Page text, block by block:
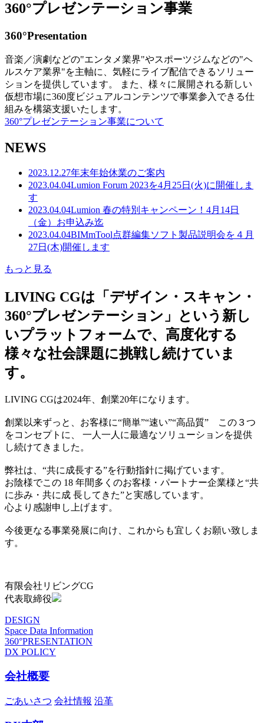
360°プレゼンテーション事業
360°Presentation
音楽／演劇などの"エンタメ業界"やスポーツジムなどの"ヘ
ルスケア業界"を主軸に、気軽にライブ配信できるソリュー
ションを提供しています。 また、様々に展開される新しい
仮想市場に360度ビジュアルコンテンツで事業参入できる仕
組みを構築支援いたします。
360°プレゼンテーション事業について
NEWS
2023.12.27年末年始休業のご案内
2023.04.04Lumion Forum 2023を4月25日(火)に開催しま
す
2023.04.04Lumion 春の特別キャンペーン！4月14日
（金）お申込み迄
2023.04.04BIMmTool点群編集ソフト製品説明会を４月
27日(木)開催します
もっと見る
LIVING CGは「デザイン・スキャン・
360°プレゼンテーション」という新し
いプラットフォームで、高度化する
様々な社会課題に挑戦し続けていま
す。
LIVING CGは2024年、創業20年になります。
創業以来ずっと、お客様に“簡単”“速い”“高品質” この３つ
をコンセプトに、 一人一人に最適なソリューションを提供
し続けてきました。
弊社は、“共に成長する”を行動指針に掲げています。
お陰様でこの 18 年間多くのお客様・パートナー企業様と“共
に歩み・共に成 長してきた”と実感しています。
心より感謝申し上げます。
今後更なる事業発展に向け、これからも宜しくお願い致しま
す。
有限会社リビングCG
代表取締役
DESIGN
Space Data Information
360°PRESENTATION
DX POLICY
会社概要
ごあいさつ 会社情報 沿革